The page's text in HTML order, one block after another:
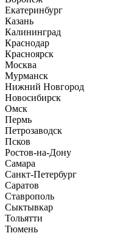
Екатеринбург
Казань
Калининград
Краснодар
Красноярск
Москва
Мурманск
Нижний Новгород
Новосибирск
Омск
Пермь
Петрозаводск
Псков
Ростов-на-Дону
Самара
Санкт-Петербург
Саратов
Ставрополь
Сыктывкар
Тольятти
Тюмень